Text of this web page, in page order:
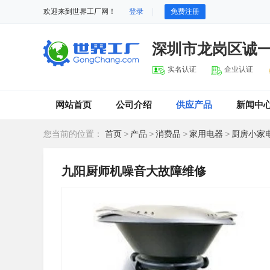
欢迎来到世界工厂网！ 登录 免费注册
深圳市龙岗区诚
实名认证 企业认证
网站首页 公司介绍 供应产品 新闻中
您当前的位置： 首页 > 产品 >消费品 >家用电器 > 厨房小家
九阳厨师机噪音大故障维修